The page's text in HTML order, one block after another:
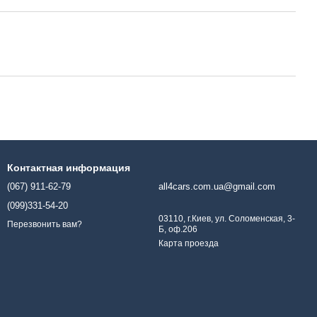
Контактная информация
(067) 911-62-79
(099)331-54-20
Перезвонить вам?
all4cars.com.ua@gmail.com
03110, г.Киев, ул. Соломенская, 3-
Б, оф.206
Карта проезда